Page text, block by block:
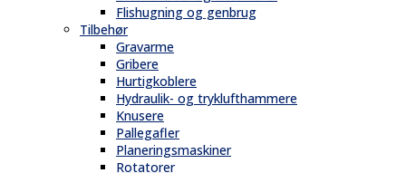
Flishugning og genbrug
Tilbehør
Gravarme
Gribere
Hurtigkoblere
Hydraulik- og tryklufthammere
Knusere
Pallegafler
Planeringsmaskiner
Rotatorer